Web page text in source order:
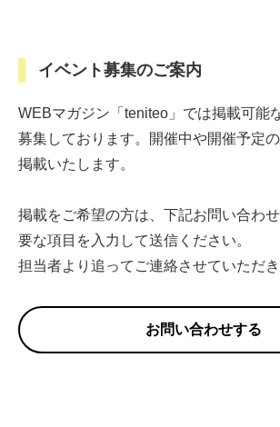
イベント募集のご案内
WEBマガジン「teniteo」では掲載可能
募集しております。開催中や開催予定
掲載いたします。
掲載をご希望の方は、下記お問い合わ
要な項目を入力して送信ください。
担当者より追ってご連絡させていただき
お問い合わせする